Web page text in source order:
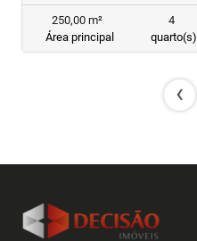
250,00 m²
Área principal
4
quarto(s)
‹